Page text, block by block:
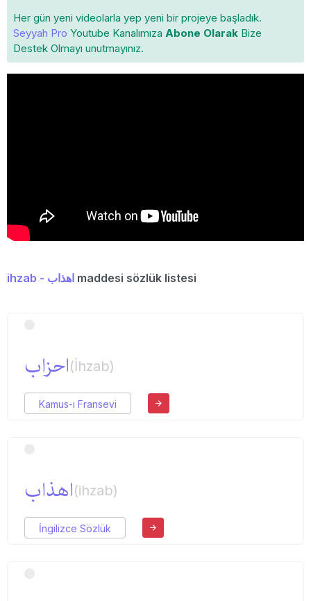
Her gün yeni videolarla yep yeni bir projeye başladık.
Seyyah Pro Youtube Kanalımıza Abone Olarak Bize
Destek Olmayı unutmayınız.
ihzab - اهذاب maddesi sözlük listesi
احزاب(İhzab)
Kamus-ı Fransevi
اهذاب(ihzab)
İngilizce Sözlük